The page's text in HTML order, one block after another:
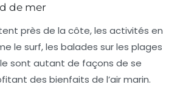
de mer
près de la côte, les activités en
le surf, les balades sur les plages
sont autant de façons de se
des bienfaits de l’air marin.